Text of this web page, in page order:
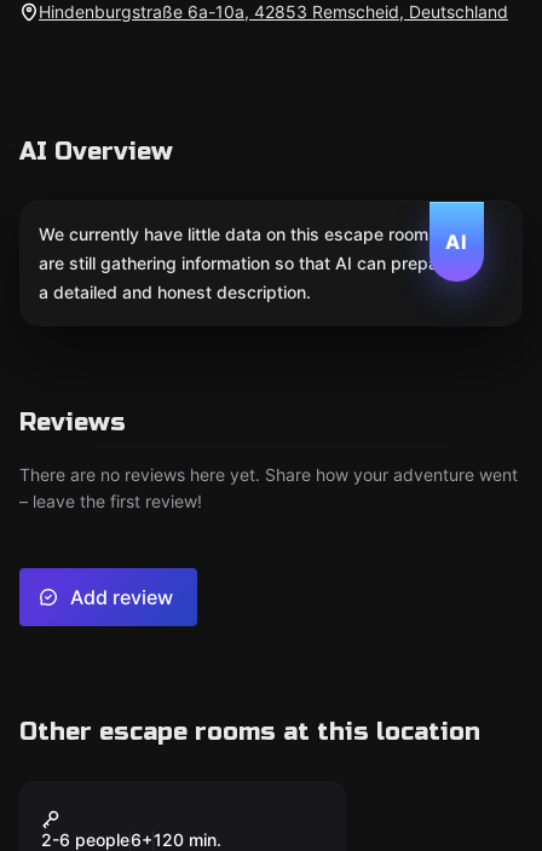
Hindenburgstraße 6a-10a, 42853 Remscheid, Deutschland
AI Overview
AI
We currently have little data on this escape room. We
are still gathering information so that AI can prepare
a detailed and honest description.
Reviews
There are no reviews here yet. Share how your adventure went
– leave the first review!
Add review
Other escape rooms at this location
MONSTER IN THE CITY
2-6 people6+120 min.